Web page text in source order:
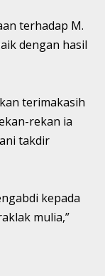
terhadap M.
dengan hasil
terimakasih
rekan ia
takdir
kepada
mulia,”